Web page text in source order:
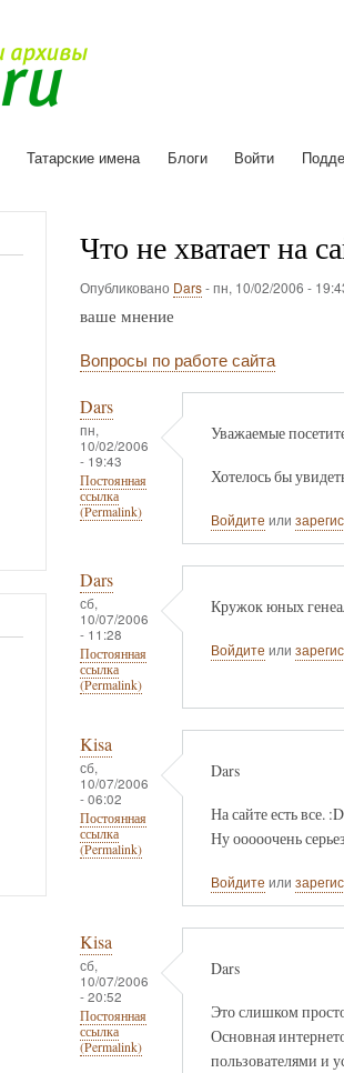
Татарские имена Блоги Войти
Что не хватает на
Опубликовано Dars-пн, 10/02/2006 -
ваше мнение
Вопросы по работе сайта
Dars
пн,
10/02/2006
- 19:43
Постоянная
ссылка
(Permalink)
Уважаемые
Хотелось бы
Войдите или
Dars
сб,
10/07/2006
- 11:28
Постоянная
ссылка
(Permalink)
Кружок юных
Войдите или
Kisa
сб,
10/07/2006
- 06:02
Постоянная
ссылка
(Permalink)
Dars
На сайте есть все. :D
Ну ооооочень
Войдите или
Kisa
сб,
10/07/2006
- 20:52
Постоянная
ссылка
(Permalink)
Dars
Это слишком
Основная
пользователями и